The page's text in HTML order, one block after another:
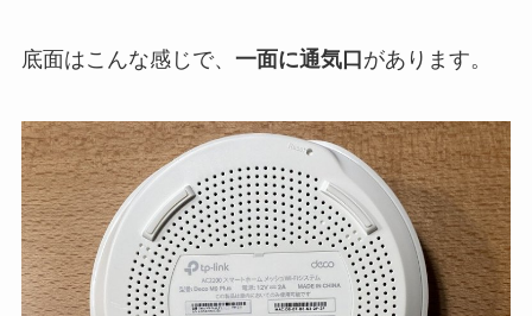
底面はこんな感じで、 一面に通気口があります。